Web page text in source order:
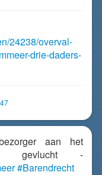
24238/overval-
drie-daders-
aan het
gevlucht -
#Barendrecht